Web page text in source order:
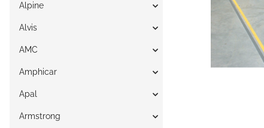
Alpine
Alvis
AMC
Amphicar
Apal
Armstrong